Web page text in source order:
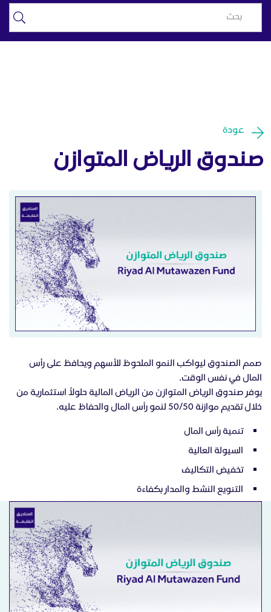
تخطي إلى المحتوى الرئيسي
صندوق الرياض المتوازن - الرياض
المالية
عودة
صندوق الرياض المتوازن
صمم الصندوق ليواكب النمو الملحوظ للأسهم ويحافظ على رأس
المال في نفس الوقت.
يوفر صندوق الرياض المتوازن من الرياض المالية حلولاً استثمارية من
خلال تقديم موازنة 50/50 لنمو رأس المال والحفاظ عليه.
تنمية رأس المال
السيولة العالية
تخفيض التكاليف
التنويع النشط والمدار بكفاءة